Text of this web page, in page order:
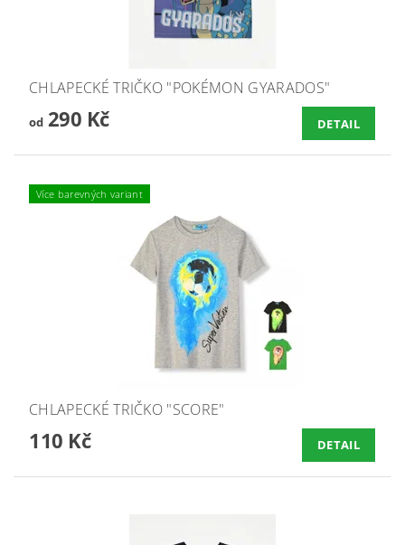
CHLAPECKÉ TRIČKO "POKÉMON GYARADOS"
od290 Kč DETAIL
Více barevných variant
CHLAPECKÉ TRIČKO "SCORE"
110 Kč DETAIL